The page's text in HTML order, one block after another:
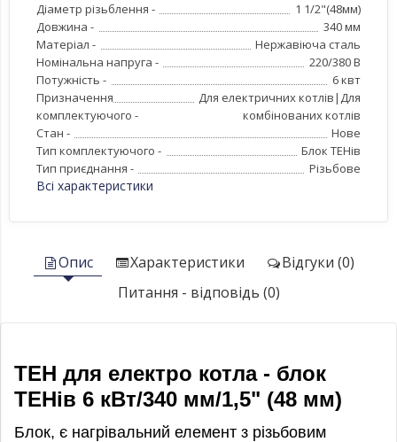
Діаметр різьблення -
1 1/2"(48мм)
Довжина -
340 мм
Матеріал -
Нержавіюча сталь
Номінальна напруга -
220/380 В
Потужність -
6 квт
Призначення
комплектуючого -
Для електричних котлів|Для
комбінованих котлів
Стан -
Нове
Тип комплектуючого -
Блок ТЕНів
Тип приєднання -
Різьбове
Всі характеристики
Опис Характеристики
Відгуки (0)
Питання - відповідь (0)
ТЕН для електро котла - блок
ТЕНів 6 кВт/340 мм/1,5" (48 мм)
Блок, є нагрівальний елемент з різьбовим